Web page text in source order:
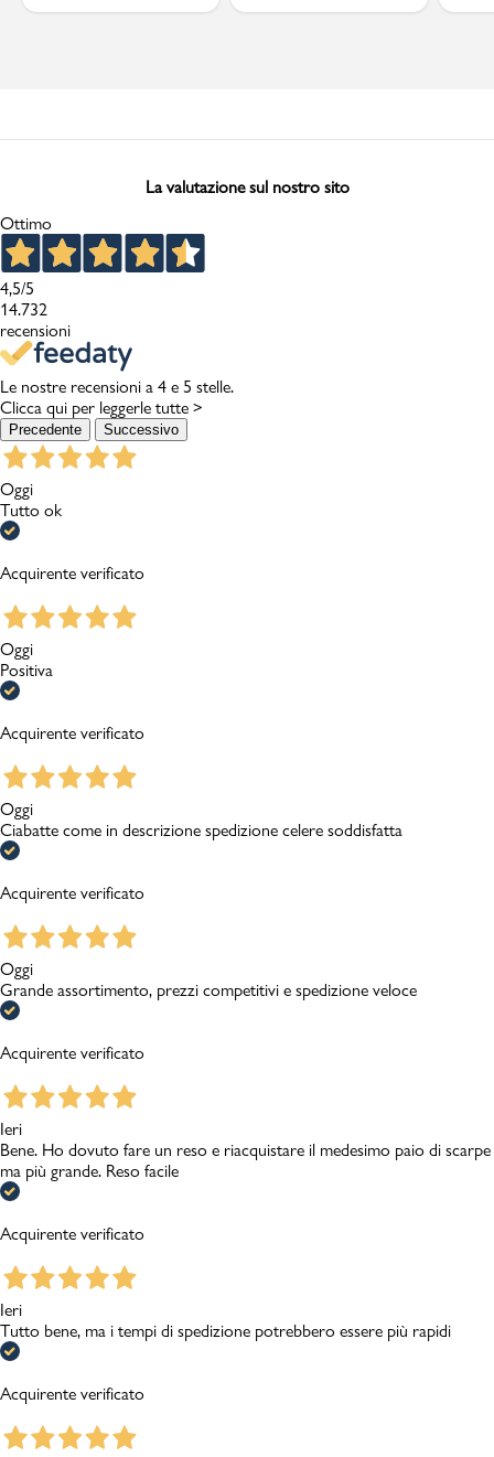
La valutazione sul nostro sito
Ottimo
4,5/5
14.732
recensioni
Le nostre recensioni a 4 e 5 stelle.
Clicca qui per leggerle tutte >
Precedente Successivo
Oggi
Tutto ok
Acquirente verificato
Oggi
Positiva
Acquirente verificato
Oggi
Ciabatte come in descrizione spedizione celere soddisfatta
Acquirente verificato
Oggi
Grande assortimento, prezzi competitivi e spedizione veloce
Acquirente verificato
Ieri
Bene. Ho dovuto fare un reso e riacquistare il medesimo paio di scarpe
ma più grande. Reso facile
Acquirente verificato
Ieri
Tutto bene, ma i tempi di spedizione potrebbero essere più rapidi
Acquirente verificato